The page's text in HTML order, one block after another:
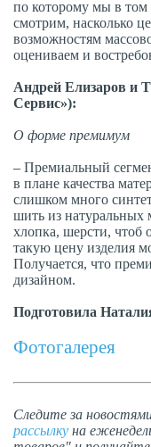
по которому мы в
смотрим, насколько
возможностям
оцениваем и
Андрей Елизаров и
Сервис»):
О форме премимум
– Премиальный
в плане качества
слишком много
шить из натуральных
хлопка, шерсти, чтоб
такую цену изделия
Получается, что
дизайном.
Подготовила
Фотогалерея
Следите за
рассылку на